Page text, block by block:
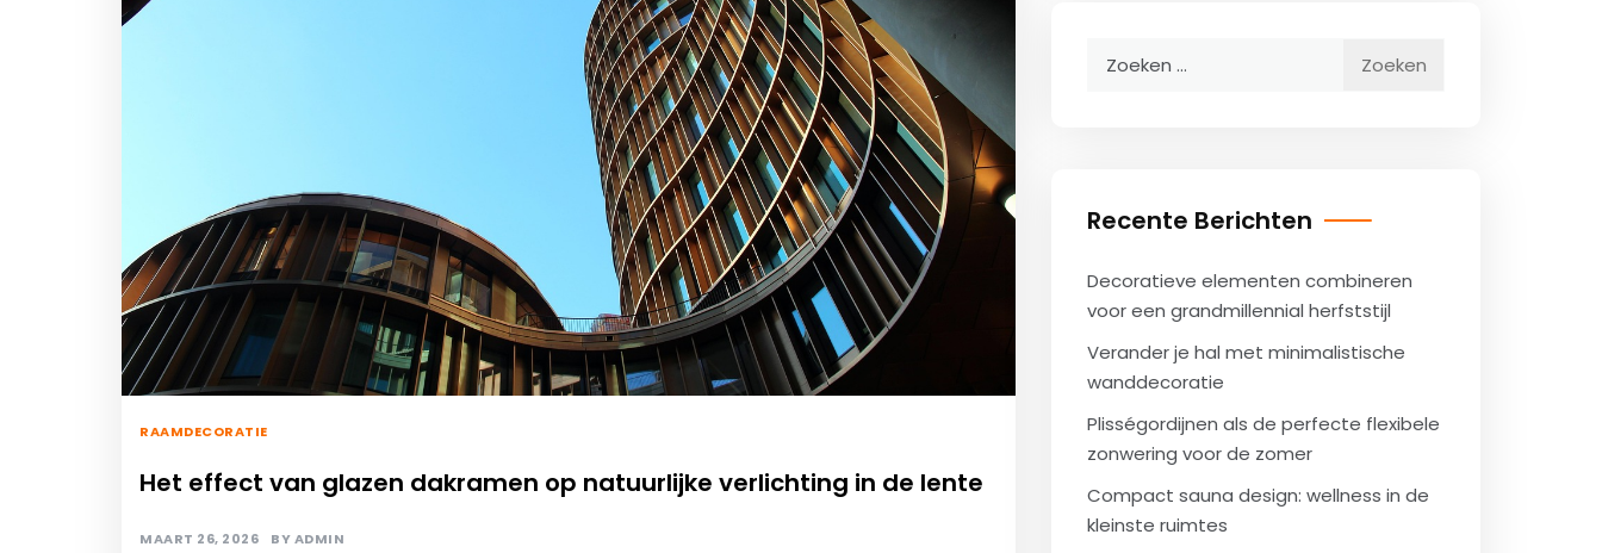
RAAMDECORATIE
Het effect van glazen dakramen op natuurlijke verlichting in de lente
MAART 26, 2026 BYADMIN
Recente Berichten
Decoratieve elementen combineren
voor een grandmillennial herfststijl
Verander je hal met minimalistische
wanddecoratie
Plisségordijnen als de perfecte flexibele
zonwering voor de zomer
Compact sauna design: wellness in de
kleinste ruimtes